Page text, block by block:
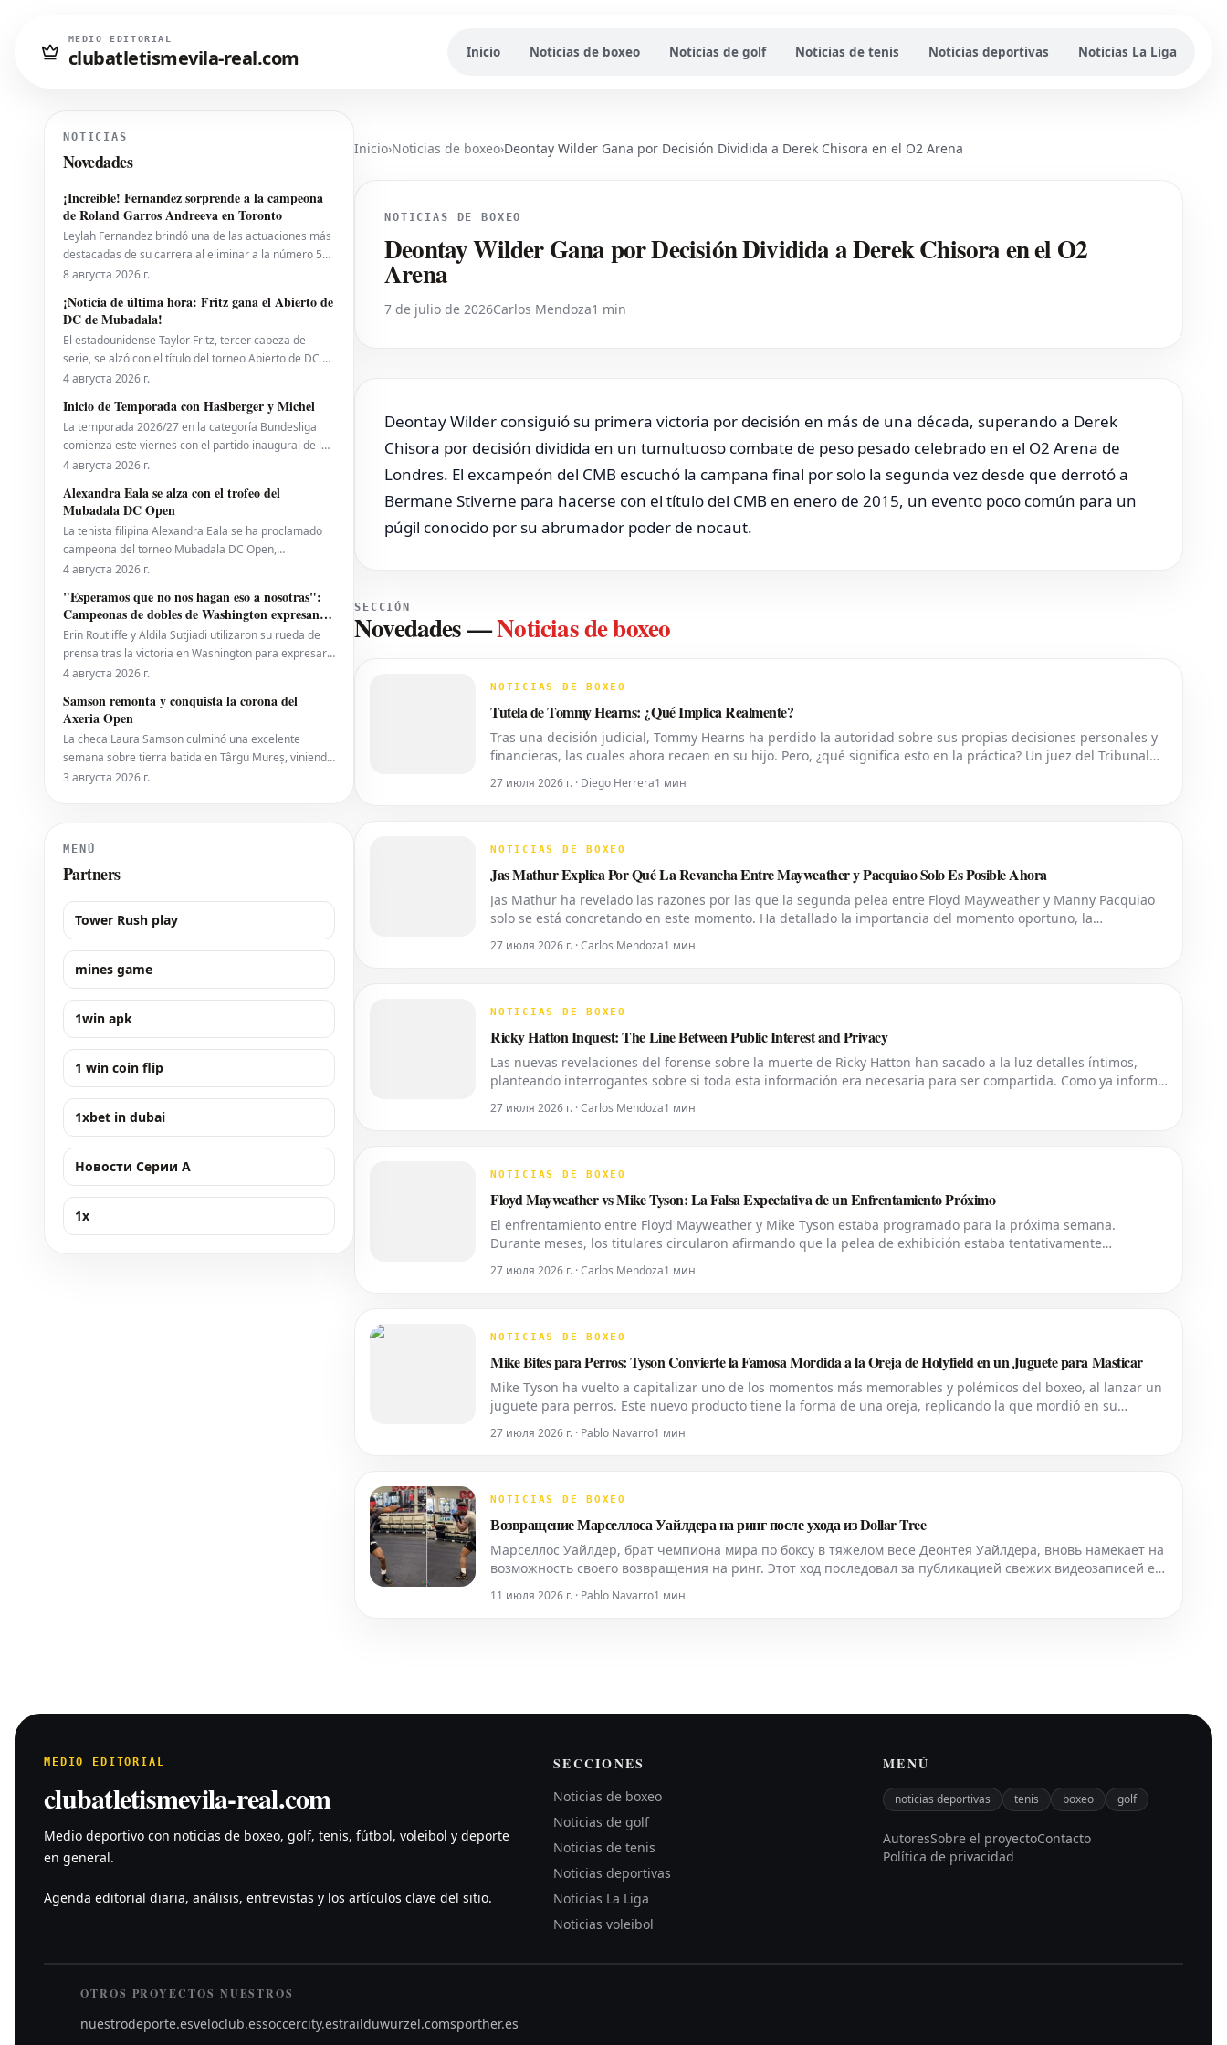
MEDIO EDITORIAL
clubatletismevila-real.com Inicio Noticias de boxeo Noticias de golf Noticias de tenis Noticias deportivas Noticias La Liga
Inicio›Noticias de boxeo›Deontay Wilder Gana por Decisión Dividida a Derek Chisora en el O2 Arena
NOTICIAS DE BOXEO
Deontay Wilder Gana por Decisión Dividida a Derek Chisora en el O2
Arena
7 de julio de 2026Carlos Mendoza1 min
Deontay Wilder consiguió su primera victoria por decisión en más de una década, superando a Derek
Chisora por decisión dividida en un tumultuoso combate de peso pesado celebrado en el O2 Arena de
Londres. El excampeón del CMB escuchó la campana final por solo la segunda vez desde que derrotó a
Bermane Stiverne para hacerse con el título del CMB en enero de 2015, un evento poco común para un
púgil conocido por su abrumador poder de nocaut.
SECCIÓN
Novedades—Noticias de boxeo
NOTICIAS DE BOXEO
Tutela de Tommy Hearns: ¿Qué Implica Realmente?
Tras una decisión judicial, Tommy Hearns ha perdido la autoridad sobre sus propias decisiones personales y
financieras, las cuales ahora recaen en su hijo. Pero, ¿qué significa esto en la práctica? Un juez del Tribunal
de Sucesiones del Condado de Oakland ha transferido el control del cuidado p
27 июля 2026 г. · Diego Herrera1 мин
NOTICIAS DE BOXEO
Jas Mathur Explica Por Qué La Revancha Entre Mayweather y Pacquiao Solo Es Posible Ahora
Jas Mathur ha revelado las razones por las que la segunda pelea entre Floyd Mayweather y Manny Pacquiao
solo se está concretando en este momento. Ha detallado la importancia del momento oportuno, la
accesibilidad y la alineación de factores necesarios para revivir esta tan esperada revanch
27 июля 2026 г. · Carlos Mendoza1 мин
NOTICIAS DE BOXEO
Ricky Hatton Inquest: The Line Between Public Interest and Privacy
Las nuevas revelaciones del forense sobre la muerte de Ricky Hatton han sacado a la luz detalles íntimos,
planteando interrogantes sobre si toda esta información era necesaria para ser compartida. Como ya informó
World Boxing News, muchos aficionados ya habían expresado su deseo de privacidad
27 июля 2026 г. · Carlos Mendoza1 мин
NOTICIAS DE BOXEO
Floyd Mayweather vs Mike Tyson: La Falsa Expectativa de un Enfrentamiento Próximo
El enfrentamiento entre Floyd Mayweather y Mike Tyson estaba programado para la próxima semana.
Durante meses, los titulares circularon afirmando que la pelea de exhibición estaba tentativamente
programada para el 25 de abril en el Congo. La idea ganó rápida tracción en los medios de boxeo, a
27 июля 2026 г. · Carlos Mendoza1 мин
NOTICIAS DE BOXEO
Mike Bites para Perros: Tyson Convierte la Famosa Mordida a la Oreja de Holyfield en un Juguete para Masticar
Mike Tyson ha vuelto a capitalizar uno de los momentos más memorables y polémicos del boxeo, al lanzar un
juguete para perros. Este nuevo producto tiene la forma de una oreja, replicando la que mordió en su
combate de 1997 contra Evander Holyfield. El ex campeón indiscutible de peso pesad
27 июля 2026 г. · Pablo Navarro1 мин
NOTICIAS DE BOXEO
Возвращение Марселлоса Уайлдера на ринг после ухода из Dollar Tree
Марселлос Уайлдер, брат чемпиона мира по боксу в тяжелом весе Деонтея Уайлдера, вновь намекает на
возможность своего возвращения на ринг. Этот ход последовал за публикацией свежих видеозаписей его
тренировок в зале, которые появились после нескольких неспокойных лет, проведенных вне соревноват
11 июля 2026 г. · Pablo Navarro1 мин
NOTICIAS
Novedades
¡Increíble! Fernandez sorprende a la campeona
de Roland Garros Andreeva en Toronto
Leylah Fernandez brindó una de las actuaciones más
destacadas de su carrera al eliminar a la número 5
del mundo, Mirra Andreeva, con un contundente 6-1,
canadiense avanzó a octavos de final del National
Bank Open presentado por Rogers en Toront
8 августа 2026 г.
¡Noticia de última hora: Fritz gana el Abierto de
DC de Mubadala!
El estadounidense Taylor Fritz, tercer cabeza de
serie, se alzó con el título del torneo Abierto de DC de
Mubadala el lunes por la noche, tras derrotar al
primer trofeo de la temporada 2026. Fritz,
actualmente número 10 del ranking mundial, habí
4 августа 2026 г.
Inicio de Temporada con Haslberger y Michel
La temporada 2026/27 en la categoría Bundesliga
comienza este viernes con el partido inaugural de la
2. Bundesliga entre el *VfL Bochum* y el *Hertha
Haslberger**, con la asistencia de **Tobias
Endriß** y **Martin Speckner**. **Tom Bauer** eje
4 августа 2026 г.
Alexandra Eala se alza con el trofeo del
Mubadala DC Open
La tenista filipina Alexandra Eala se ha proclamado
campeona del torneo Mubadala DC Open,
derrotando a la cabeza de serie número uno, la
4-6, 6-4, 6-0 en la noche del lunes. Eala, actualmente
en el puesto 28 del ranking mundial, demostró su
4 августа 2026 г.
"Esperamos que no nos hagan eso a nosotras":
Campeonas de dobles de Washington expresan
temor por los recortes propuestos por la ATP que
se extienden a la WTA
Erin Routliffe y Aldila Sutjiadi utilizaron su rueda de
prensa tras la victoria en Washington para expresar
su preocupación de que los recortes propuestos por
circuito femenino, a pesar de que elogiaron una
iniciativa separada de la ATP para colocar
4 августа 2026 г.
Samson remonta y conquista la corona del
Axeria Open
La checa Laura Samson culminó una excelente
semana sobre tierra batida en Târgu Mureș, viniendo
de menos a más para derrotar a la máxima favorita,
3 августа 2026 г.
MENÚ
Partners
Tower Rush play
mines game
1win apk
1 win coin flip
1xbet in dubai
Новости Серии А
1x
MEDIO EDITORIAL
clubatletismevila-real.com
Medio deportivo con noticias de boxeo, golf, tenis, fútbol, voleibol y deporte
en general.
Agenda editorial diaria, análisis, entrevistas y los artículos clave del sitio.
SECCIONES
Noticias de boxeo
Noticias de golf
Noticias de tenis
Noticias deportivas
Noticias La Liga
Noticias voleibol
MENÚ
noticias deportivas tenis boxeo golf
AutoresSobre el proyectoContacto
Política de privacidad
OTROS PROYECTOS NUESTROS
nuestrodeporte.esveloclub.essoccercity.estrailduwurzel.comsporther.es